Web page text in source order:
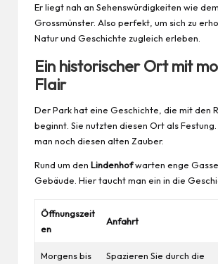
Er liegt nah an Sehenswürdigkeiten wie dem
Grossmünster. Also perfekt, um sich zu
Natur und Geschichte zugleich erleben.
Ein historischer Ort mit
Flair
Der Park hat eine Geschichte, die mit den
beginnt. Sie nutzten diesen Ort als
man noch diesen alten Zauber.
Rund um den Lindenhofwarten enge
Gebäude. Hier taucht man ein in die
Öffnungszeit
en
Anfahrt
Morgens bis
Spazieren Sie durch die